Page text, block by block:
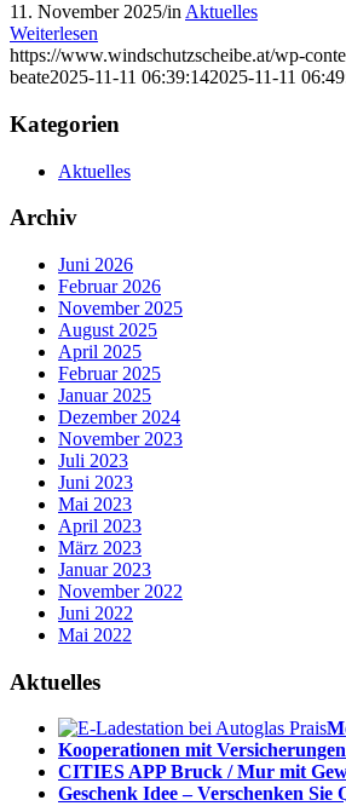
11. November 2025/in Aktuelles
Weiterlesen
https://www.windschutzscheibe.at/wp-
beate2025-11-11 06:39:142025-11-11
Kategorien
Aktuelles
Archiv
Juni 2026
Februar 2026
November 2025
August 2025
April 2025
Februar 2025
Januar 2025
Dezember 2024
November 2023
Juli 2023
Juni 2023
Mai 2023
April 2023
März 2023
Januar 2023
November 2022
Juni 2022
Mai 2022
Aktuelles
Kooperationen mit
CITIES APP Bruck / Mur mit
Geschenk Idee – Verschenken